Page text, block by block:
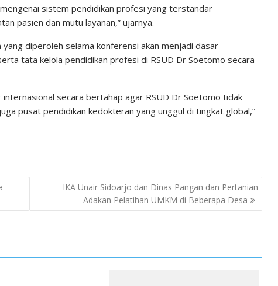
sistem pendidikan profesi yang terstandar
pasien dan mutu layanan,” ujarnya.
diperoleh selama konferensi akan menjadi dasar
tata kelola pendidikan profesi di RSUD Dr Soetomo secara
secara bertahap agar RSUD Dr Soetomo tidak
pusat pendidikan kedokteran yang unggul di tingkat global,”
IKA Unair Sidoarjo dan Dinas Pangan dan Pertanian
Adakan Pelatihan UMKM di Beberapa Desa